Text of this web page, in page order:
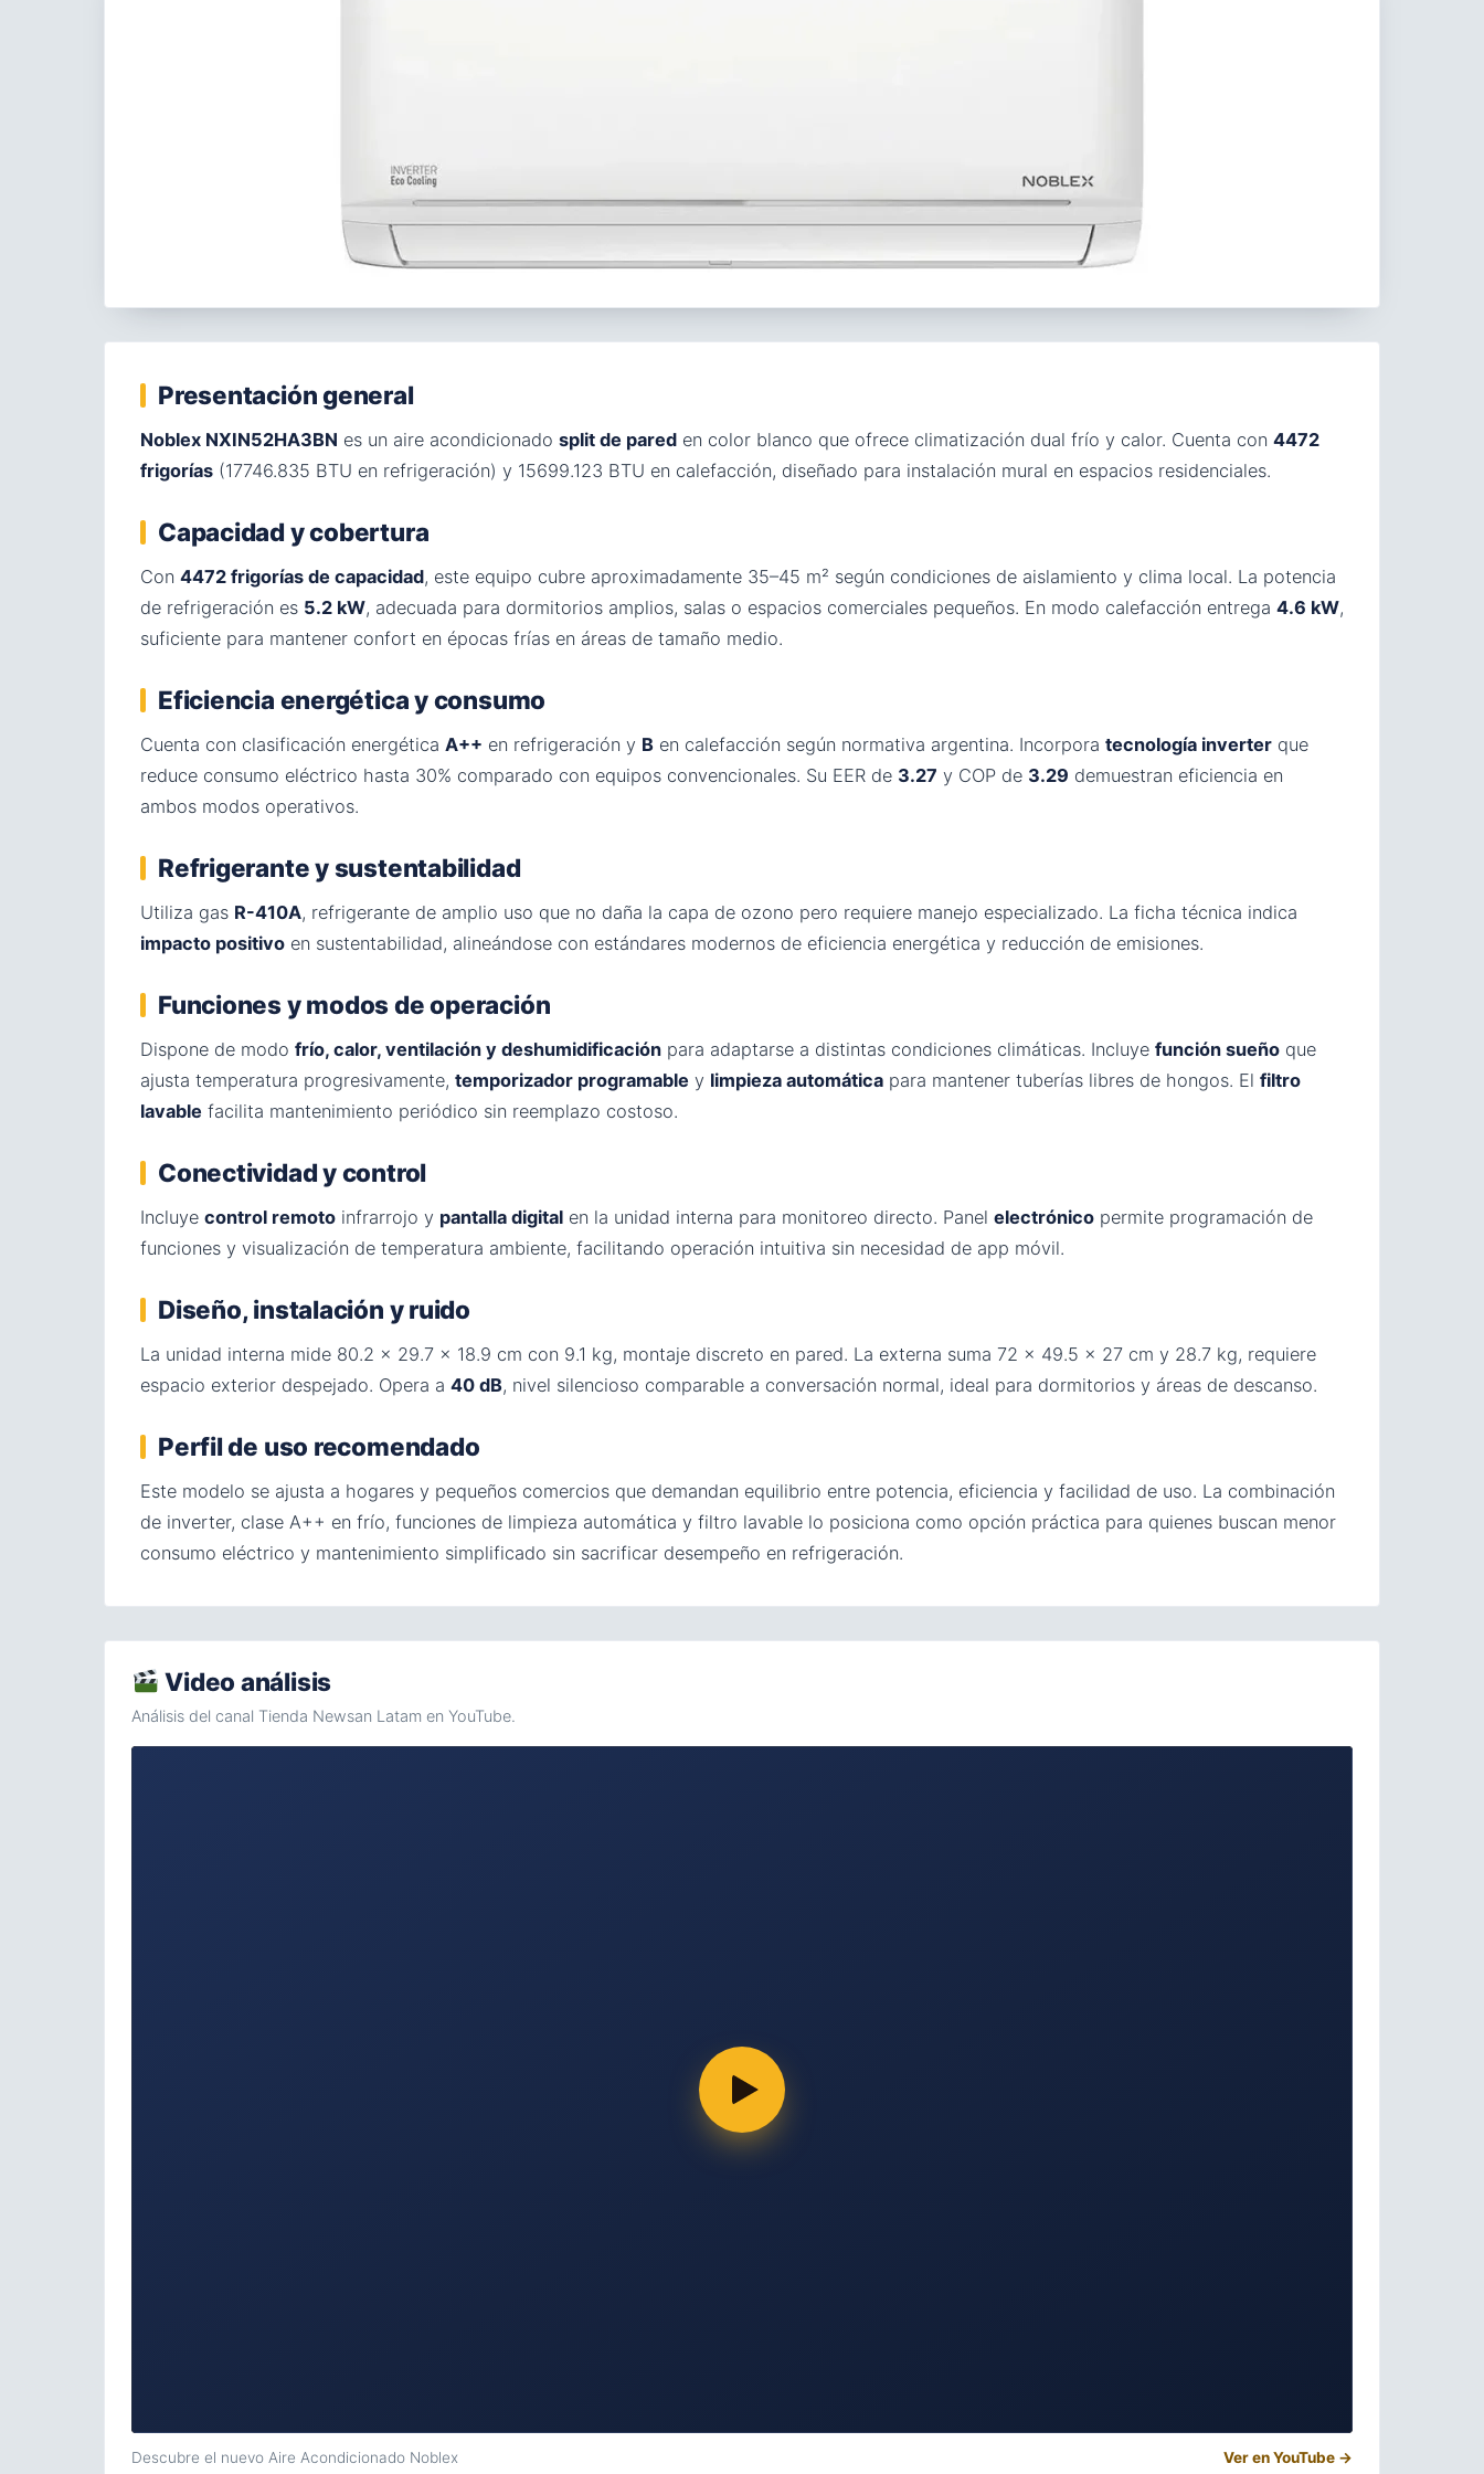
Presentación general
Noblex NXIN52HA3BN es un aire acondicionado split de pared en color blanco que ofrece climatización dual frío y calor. Cuenta con 4472
frigorías (17746.835 BTU en refrigeración) y 15699.123 BTU en calefacción, diseñado para instalación mural en espacios residenciales.
Capacidad y cobertura
Con 4472 frigorías de capacidad, este equipo cubre aproximadamente 35–45 m² según condiciones de aislamiento y clima local. La potencia
de refrigeración es 5.2 kW, adecuada para dormitorios amplios, salas o espacios comerciales pequeños. En modo calefacción entrega 4.6 kW,
suficiente para mantener confort en épocas frías en áreas de tamaño medio.
Eficiencia energética y consumo
Cuenta con clasificación energética A++ en refrigeración y B en calefacción según normativa argentina. Incorpora tecnología inverter que
reduce consumo eléctrico hasta 30% comparado con equipos convencionales. Su EER de 3.27 y COP de 3.29 demuestran eficiencia en
ambos modos operativos.
Refrigerante y sustentabilidad
Utiliza gas R-410A, refrigerante de amplio uso que no daña la capa de ozono pero requiere manejo especializado. La ficha técnica indica
impacto positivo en sustentabilidad, alineándose con estándares modernos de eficiencia energética y reducción de emisiones.
Funciones y modos de operación
Dispone de modo frío, calor, ventilación y deshumidificación para adaptarse a distintas condiciones climáticas. Incluye función sueño que
ajusta temperatura progresivamente, temporizador programable y limpieza automática para mantener tuberías libres de hongos. El filtro
lavable facilita mantenimiento periódico sin reemplazo costoso.
Conectividad y control
Incluye control remoto infrarrojo y pantalla digital en la unidad interna para monitoreo directo. Panel electrónico permite programación de
funciones y visualización de temperatura ambiente, facilitando operación intuitiva sin necesidad de app móvil.
Diseño, instalación y ruido
La unidad interna mide 80.2 × 29.7 × 18.9 cm con 9.1 kg, montaje discreto en pared. La externa suma 72 × 49.5 × 27 cm y 28.7 kg, requiere
espacio exterior despejado. Opera a 40 dB, nivel silencioso comparable a conversación normal, ideal para dormitorios y áreas de descanso.
Perfil de uso recomendado
Este modelo se ajusta a hogares y pequeños comercios que demandan equilibrio entre potencia, eficiencia y facilidad de uso. La combinación
de inverter, clase A++ en frío, funciones de limpieza automática y filtro lavable lo posiciona como opción práctica para quienes buscan menor
consumo eléctrico y mantenimiento simplificado sin sacrificar desempeño en refrigeración.
Video análisis
Análisis del canal Tienda Newsan Latam en YouTube.
Descubre el nuevo Aire Acondicionado Noblex Ver en YouTube →